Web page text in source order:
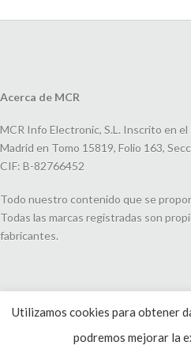
Acerca de MCR
MCR Info Electronic, S.L. Inscrito en
Madrid en Tomo 15819, Folio 163,
CIF: B-82766452
Todo nuestro contenido que se
Todas las marcas registradas son
fabricantes.
Utilizamos cookies para obtener
podremos mejorar la